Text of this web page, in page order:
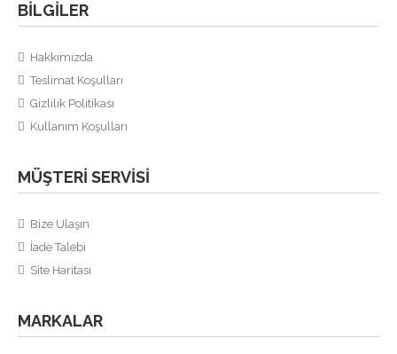
Bottega Veneta BriefcaseÜrün Açıklaması%100 hakiki
deridir.Uzun askısı portatiftir, çanta elde veya ..
Bottega Veneta Intrecciato Nappa Backpack Small Ürün
BILGILER
Hakkımızda
Teslimat Koşulları
Gizlilik Politikası
Kullanım Koşulları
MÜŞTERI SERVISI
Bize Ulaşın
İade Talebi
Site Haritası
MARKALAR